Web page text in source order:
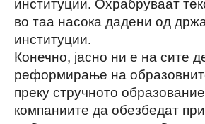
во таа насока дадени од
институции.
Конечно, јасно ни е на сите
реформирање на
преку стручното
компаниите да обезбедат